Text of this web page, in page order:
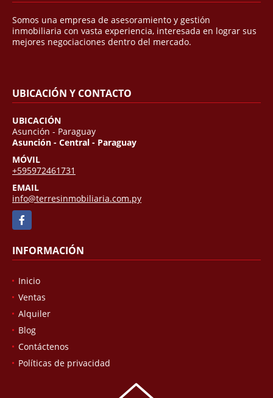
Somos una empresa de asesoramiento y gestión
inmobiliaria con vasta experiencia, interesada en lograr sus
mejores negociaciones dentro del mercado.
UBICACIÓN Y CONTACTO
UBICACIÓN
Asunción - Paraguay
Asunción - Central - Paraguay
MÓVIL
+595972461731
EMAIL
info@terresinmobiliaria.com.py
Facebook
INFORMACIÓN
Inicio
Ventas
Alquiler
Blog
Contáctenos
Políticas de privacidad